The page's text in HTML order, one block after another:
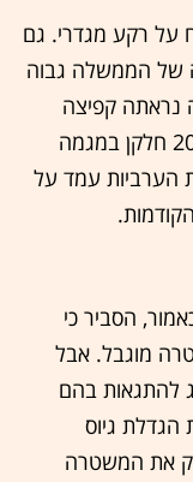
על רקע מגדרי. גם
של הממשלה גבוה
שקדמו לה. ב־2025 לבדה נראתה קפיצה
ברצח נשים ערביות, אבל ב־2023 ו־2024 חלקן במגמה
הערביות עמד על
הסביר כי
מוגבל. אבל
להתגאות בהם
הגדלת גיוס
את המשטרה